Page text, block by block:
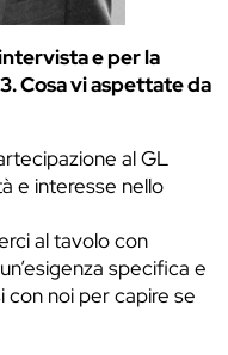
e per la
Cosa vi aspettate da
al GL
e interesse nello
al tavolo con
specifica e
con noi per capire se